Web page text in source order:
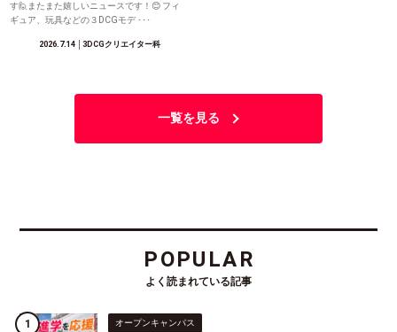
す🙋またまた嬉しいニュースです！😊 フィ
ギュア、玩具などの３DCGモデ ･･･
2026.7.14│3DCGクリエイター科
一覧を見る
POPULAR
よく読まれている記事
オープンキャンパス